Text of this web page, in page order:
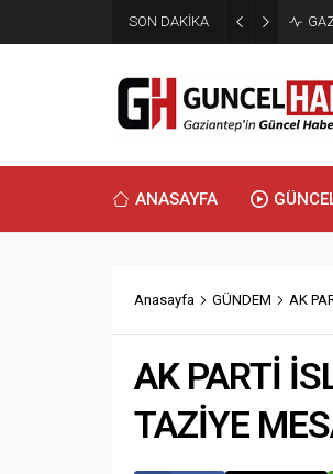
SON DAKİKA
ANASAYFA
Anasayfa GÜNDEM AK
AK PARTİ
TAZİYE